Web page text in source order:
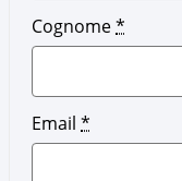
Cognome*
Email *